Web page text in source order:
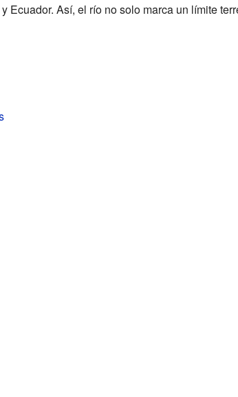
Ecuador. Así, el río no solo marca un límite